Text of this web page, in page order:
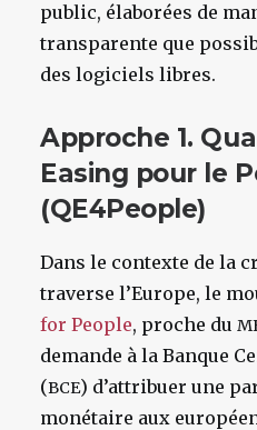
public, élaborées de
transparente que
des logiciels libres.
Approche 1.
Easing pour le
(QE4People)
Dans le contexte de la
traverse l’Europe, le
for People, proche du
demande à la Banque
(BCE) d’attribuer une
monétaire aux